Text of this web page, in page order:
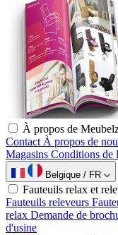
À propos de
Contact À propos de
Magasins Conditions de
Belgique / FR
Fauteuils relax et
Fauteuils releveurs
relax Demande de
d'usine